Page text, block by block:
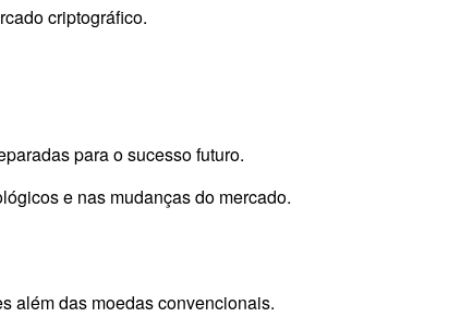
criptográfico.
para o sucesso futuro.
e nas mudanças do mercado.
além das moedas convencionais.